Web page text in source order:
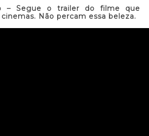
– Segue o trailer do filme que
Não percam essa beleza.